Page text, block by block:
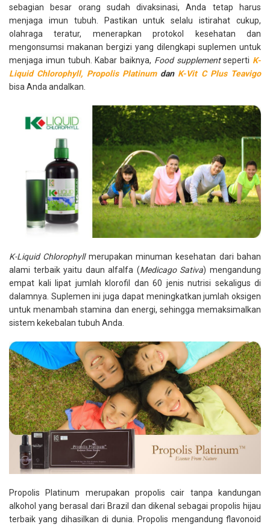
sebagian besar orang sudah divaksinasi, Anda tetap harus
menjaga imun tubuh. Pastikan untuk selalu istirahat cukup,
olahraga teratur, menerapkan protokol kesehatan dan
mengonsumsi makanan bergizi yang dilengkapi suplemen untuk
menjaga imun tubuh. Kabar baiknya, Food supplementseperti K-
Liquid Chlorophyll, Propolis Platinum dan K-Vit C Plus Teavigo
bisa Anda andalkan.
K-Liquid Chlorophyllmerupakan minuman kesehatan dari bahan
alami terbaik yaitu daun alfalfa (Medicago Sativa) mengandung
empat kali lipat jumlah klorofil dan 60 jenis nutrisi sekaligus di
dalamnya. Suplemen ini juga dapat meningkatkan jumlah oksigen
untuk menambah stamina dan energi, sehingga memaksimalkan
sistem kekebalan tubuh Anda.
Propolis Platinum merupakan propolis cair tanpa kandungan
alkohol yang berasal dari Brazil dan dikenal sebagai propolis hijau
terbaik yang dihasilkan di dunia. Propolis mengandung flavonoid